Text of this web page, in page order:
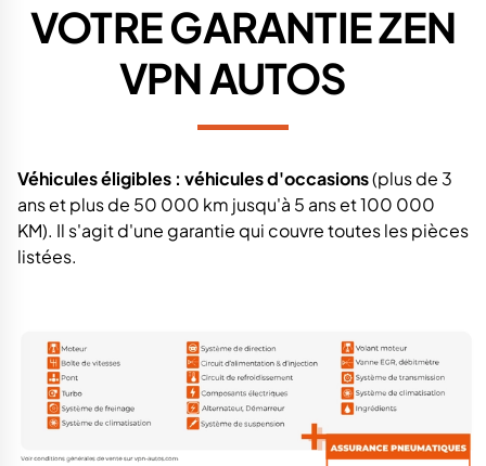
VOTRE GARANTIEZEN
VPN AUTOS
Véhicules éligibles : véhicules d'occasions(plus de 3
ans et plus de 50 000 km jusqu'à 5 ans et 100 000
KM). Il s'agit d'une garantie qui couvre toutes les pièces
listées.